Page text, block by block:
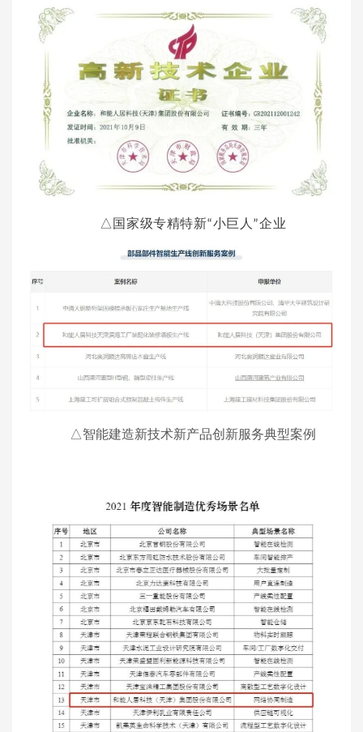
△国家级专精特新“小巨人”企业
△智能建造新技术新产品创新服务典型案例